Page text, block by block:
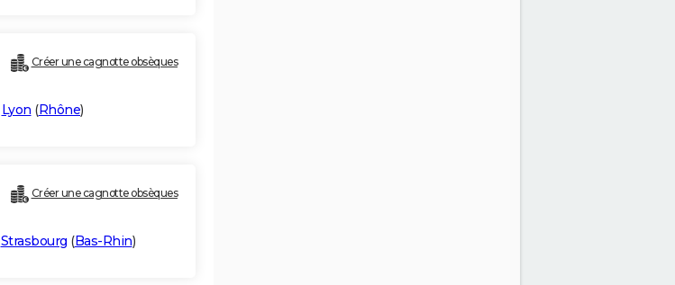
Créer une cagnotte obsèques
Lyon (Rhône)
Créer une cagnotte obsèques
Strasbourg (Bas-Rhin)